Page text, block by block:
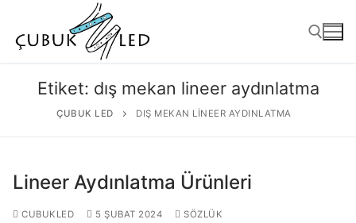
Etiket: dış mekan lineer aydınlatma
ÇUBUK LED DIŞ MEKAN LINEER AYDINLATMA
Lineer Aydınlatma Ürünleri
CUBUKLED 5 ŞUBAT 2024 SÖZLÜK